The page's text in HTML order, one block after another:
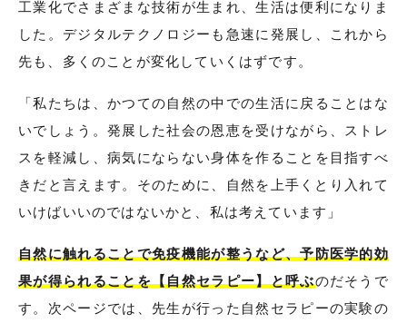
工業化でさまざまな技術が生まれ、生活は便利になりま
した。デジタルテクノロジーも急速に発展し、これから
先も、多くのことが変化していくはずです。
「私たちは、かつての自然の中での生活に戻ることはな
いでしょう。発展した社会の恩恵を受けながら、ストレ
スを軽減し、病気にならない身体を作ることを目指すべ
きだと言えます。そのために、自然を上手くとり入れて
いけばいいのではないかと、私は考えています」
自然に触れることで免疫機能が整うなど、予防医学的効
果が得られることを【自然セラピー】と呼ぶのだそうで
す。次ページでは、先生が行った自然セラピーの実験の